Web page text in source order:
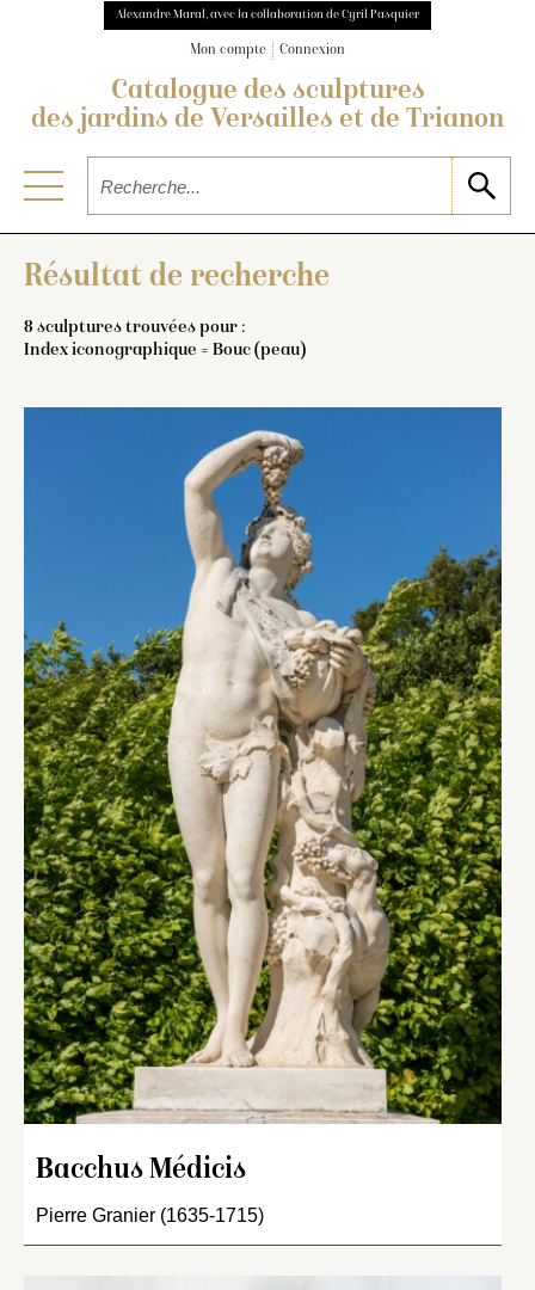
Alexandre Maral, avec la collaboration de Cyril Pasquier
Mon compte Connexion
Catalogue des sculptures
des jardins de Versailles et de Trianon
Résultat de recherche
8 sculptures trouvées pour :
Index iconographique = Bouc (peau)
Bacchus Médicis
Pierre Granier (1635-1715)